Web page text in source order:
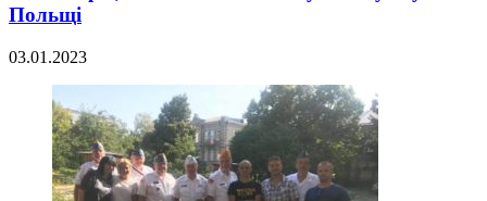
Польщі
03.01.2023